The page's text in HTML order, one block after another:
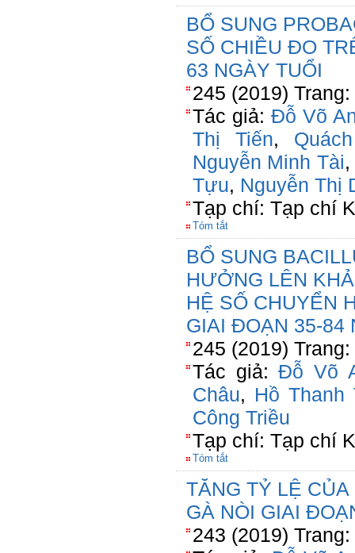
BỔ SUNG
SỐ CHIỀU ĐO
63 NGÀY TUỔI
245 (2019)
Tác giả: Đỗ Võ
Thị Tiến,
Nguyễn Minh Tài,
Tựu, Nguyễn Thị
Tạp chí: Tạp chí
Tóm tắt
BỔ SUNG
HƯỞNG LÊN
HỆ SỐ CHUYỂN
GIAI ĐOẠN 35-84
245 (2019)
Tác giả:Đỗ Võ
Châu, Hồ Thanh
Công Triều
Tạp chí: Tạp chí
Tóm tắt
TĂNG TỶ LỆ
GÀ NÒI GIAI
243 (2019)